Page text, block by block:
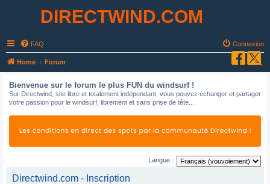
DIRECTWIND.COM
FAQ Connexion
Home Forum
Bienvenue sur le forum le plus FUN du windsurf !
Sur Directwind, site libre et totalement indépendant, vous pouvez échanger et partager
votre passion pour le windsurf, librement et sans prise de tête...
Langue :
Directwind.com - Inscription